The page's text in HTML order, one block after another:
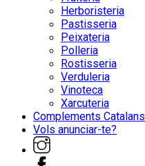
Herboristeria
Pastisseria
Peixateria
Polleria
Rostisseria
Verduleria
Vinoteca
Xarcuteria
Complements Catalans
Vols anunciar-te?